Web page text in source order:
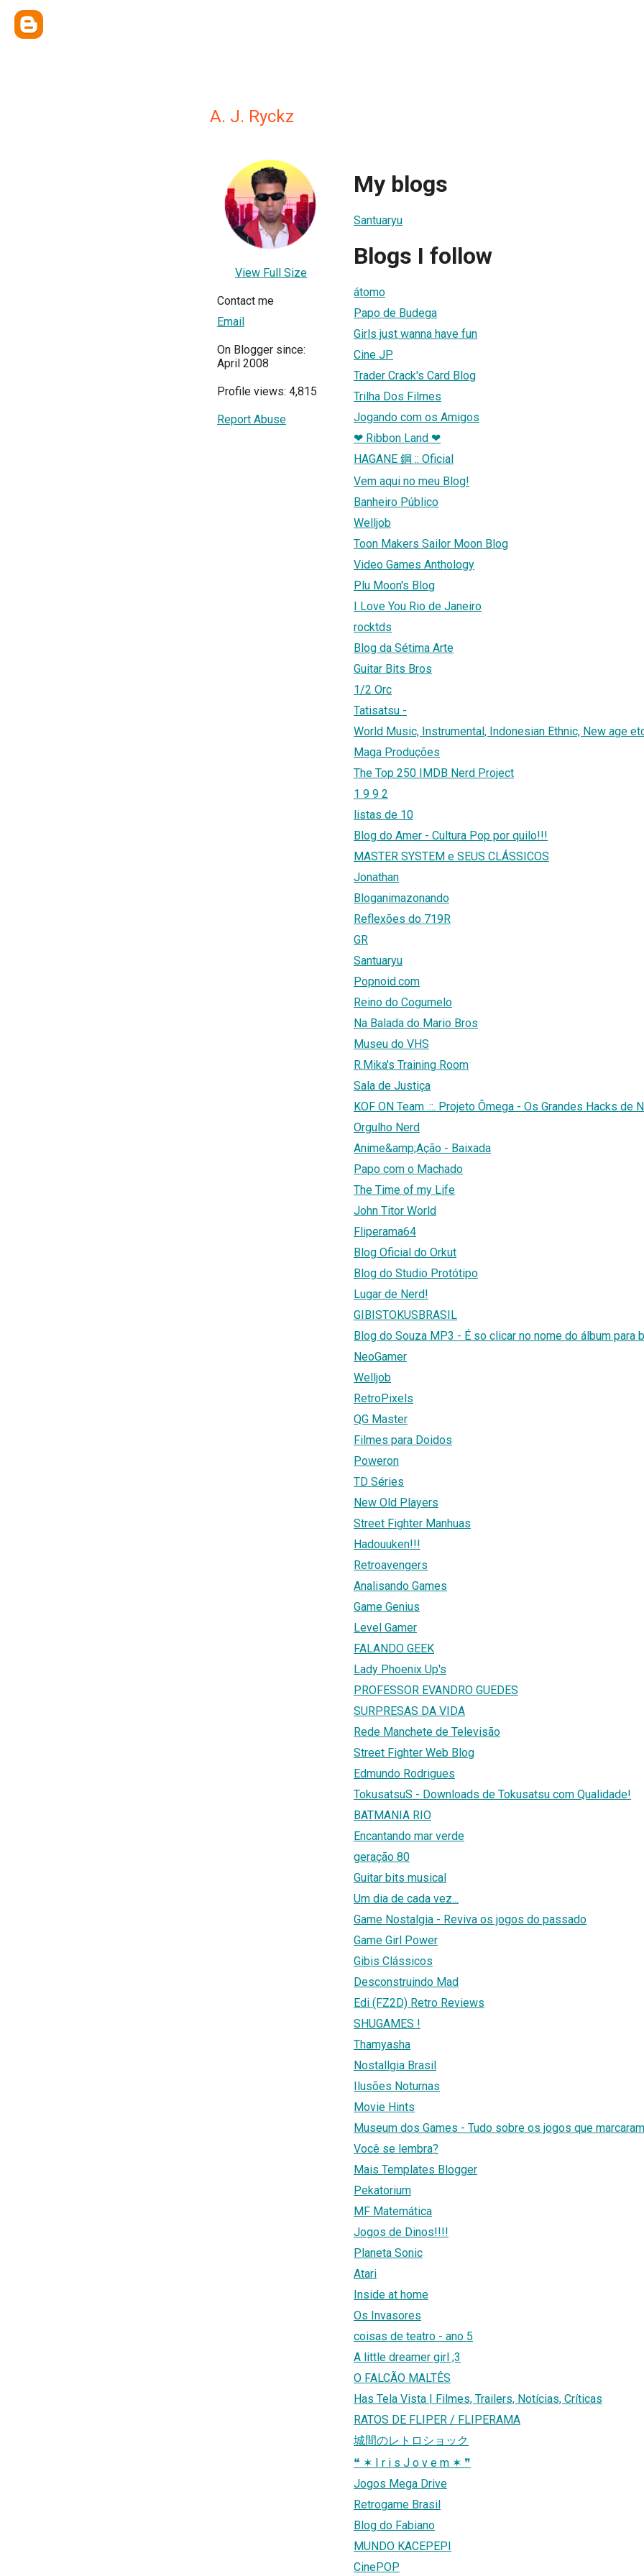
A. J. Ryckz
View Full Size
Contact me
Email
On Blogger since:
April 2008
Profile views: 4,815
Report Abuse
My blogs
Santuaryu
Blogs I follow
átomo
Papo de Budega
Girls just wanna have fun
Cine JP
Trader Crack's Card Blog
Trilha Dos Filmes
Jogando com os Amigos
❤ Ribbon Land ❤
HAGANE 鋼 :: Oficial
Vem aqui no meu Blog!
Banheiro Público
Welljob
Toon Makers Sailor Moon Blog
Video Games Anthology
Plu Moon's Blog
I Love You Rio de Janeiro
rocktds
Blog da Sétima Arte
Guitar Bits Bros
1/2 Orc
Tatisatsu -
World Music, Instrumental, Indonesian Ethnic, New age
Maga Produções
The Top 250 IMDB Nerd Project
1 9 9 2
listas de 10
Blog do Amer - Cultura Pop por quilo!!!
MASTER SYSTEM e SEUS CLÁSSICOS
Jonathan
Bloganimazonando
Reflexões do 719R
GR
Santuaryu
Popnoid.com
Reino do Cogumelo
Na Balada do Mario Bros
Museu do VHS
R.Mika's Training Room
Sala de Justiça
KOF ON Team .::. Projeto Ômega - Os Grandes Hacks de
Orgulho Nerd
Anime&amp;Ação - Baixada
Papo com o Machado
The Time of my Life
John Titor World
Fliperama64
Blog Oficial do Orkut
Blog do Studio Protótipo
Lugar de Nerd!
GIBISTOKUSBRASIL
Blog do Souza MP3 - É so clicar no nome do álbum para
NeoGamer
Welljob
RetroPixels
QG Master
Filmes para Doidos
Poweron
TD Séries
New Old Players
Street Fighter Manhuas
Hadouuken!!!
Retroavengers
Analisando Games
Game Genius
Level Gamer
FALANDO GEEK
Lady Phoenix Up's
PROFESSOR EVANDRO GUEDES
SURPRESAS DA VIDA
Rede Manchete de Televisão
Street Fighter Web Blog
Edmundo Rodrigues
TokusatsuS - Downloads de Tokusatsu com Qualidade!
BATMANIA RIO
Encantando mar verde
geração 80
Guitar bits musical
Um dia de cada vez...
Game Nostalgia - Reviva os jogos do passado
Game Girl Power
Gibis Clássicos
Desconstruindo Mad
Edi (FZ2D) Retro Reviews
SHUGAMES !
Thamyasha
Nostallgia Brasil
Ilusões Noturnas
Movie Hints
Museum dos Games - Tudo sobre os jogos que
Você se lembra?
Mais Templates Blogger
Pekatorium
MF Matemática
Jogos de Dinos!!!!
Planeta Sonic
Atari
Inside at home
Os Invasores
coisas de teatro - ano 5
A little dreamer girl ;3
O FALCÃO MALTÊS
Has Tela Vista | Filmes, Trailers, Notícias, Críticas
RATOS DE FLIPER / FLIPERAMA
城間のレトロショック
❝ ✶ I r i s J o v e m ✶ ❞
Jogos Mega Drive
Retrogame Brasil
Blog do Fabiano
MUNDO KACEPEPI
CinePOP